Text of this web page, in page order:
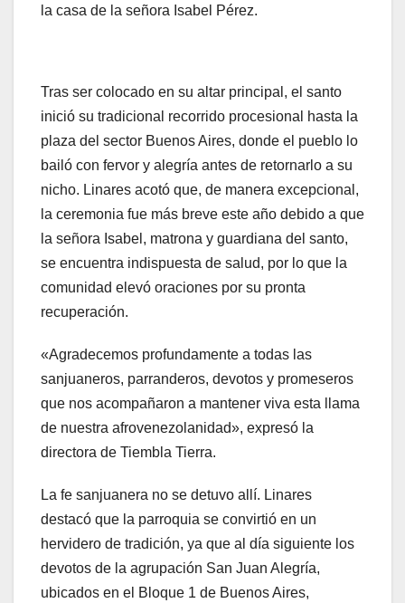
la casa de la señora Isabel Pérez.
Tras ser colocado en su altar principal, el santo
inició su tradicional recorrido procesional hasta la
plaza del sector Buenos Aires, donde el pueblo lo
bailó con fervor y alegría antes de retornarlo a su
nicho. Linares acotó que, de manera excepcional,
la ceremonia fue más breve este año debido a que
la señora Isabel, matrona y guardiana del santo,
se encuentra indispuesta de salud, por lo que la
comunidad elevó oraciones por su pronta
recuperación.
«Agradecemos profundamente a todas las
sanjuaneros, parranderos, devotos y promeseros
que nos acompañaron a mantener viva esta llama
de nuestra afrovenezolanidad», expresó la
directora de Tiembla Tierra.
La fe sanjuanera no se detuvo allí. Linares
destacó que la parroquia se convirtió en un
hervidero de tradición, ya que al día siguiente los
devotos de la agrupación San Juan Alegría,
ubicados en el Bloque 1 de Buenos Aires,